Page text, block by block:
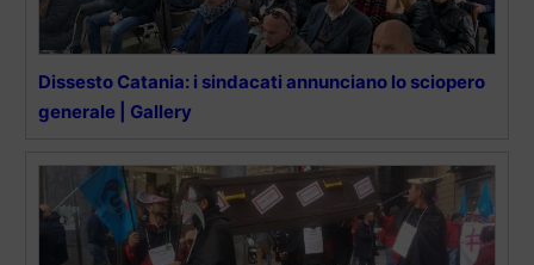
Dissesto Catania: i sindacati annunciano lo sciopero
generale | Gallery